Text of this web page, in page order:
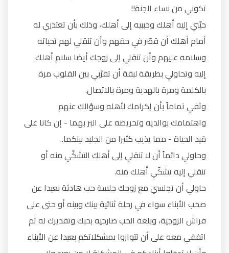
تكوني من نساء الجنة!!
حبّبي إليه أهلك وحببيه إلى أهلك، وذلك بأن تعتذري له
أمام أهلك أن قصّر في حقهم وأن تنقلي لهم تحياته
وسلامه عليهم وأن تنقلي إلى زوجك أيضا سلام أهلك
إليه وتحاولي بطريقة لبقة أن تقرّبي بين القلوب مرة
بالكلمة ومرة بالهدية ومرة بالاتصال.
وثقي تماماً بأن إكرامك لأهله وسؤالك عنهم
واهتمامك بوالديه وتحريضه على البر بهما - إن كانا على
قيد الحياة - مما يذيب كثيرا من الجليد بينكما..
وحاولي دائماً أن لا تنقلي إلى أهلك التشكّي منه أو
تنقلي إليه تشكّي أهلك منه.
حاولي أن تجلسي مع زوجك جلسة حب هادئة بعيدا عن
صخب الأبناء سواء في رحلة ثنائية بينك وبينه أو حتى على
فراش الزوجية، وبلغة الحب صارحيه بحبك وتقديرك له ثم
اتفقي معه على أن تتواروا بمشكلاتكم بعيدا عن الأبناء